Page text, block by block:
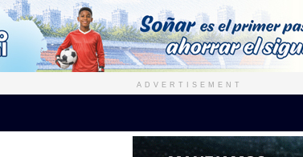
ADVERTISEMENT